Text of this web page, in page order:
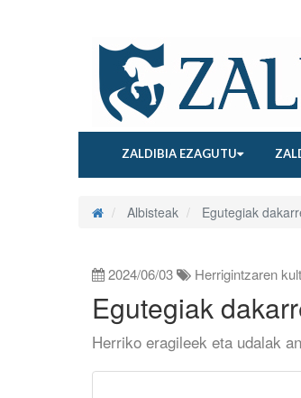
ZALDIBIA EZAGUTU
Albisteak Egutegiak
2024/06/03 Herrigintzaren
Egutegiak
Herriko eragileek eta udalak